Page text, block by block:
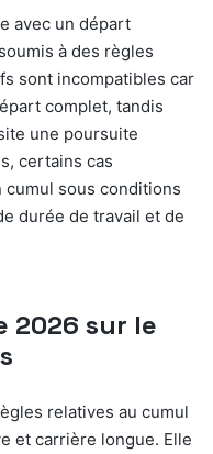
avec un départ
à des règles
sont incompatibles car
complet, tandis
une poursuite
certains cas
sous conditions
durée de travail et de
2026 sur le
relatives au cumul
et carrière longue. Elle